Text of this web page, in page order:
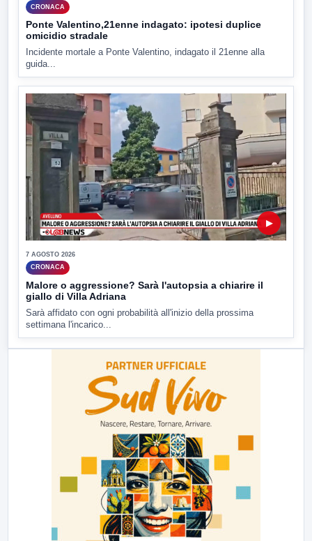
CRONACA
Ponte Valentino,21enne indagato: ipotesi duplice
omicidio stradale
Incidente mortale a Ponte Valentino, indagato il 21enne alla
guida...
▶
7 AGOSTO 2026
CRONACA
Malore o aggressione? Sarà l'autopsia a chiarire il
giallo di Villa Adriana
Sarà affidato con ogni probabilità all'inizio della prossima
settimana l'incarico...